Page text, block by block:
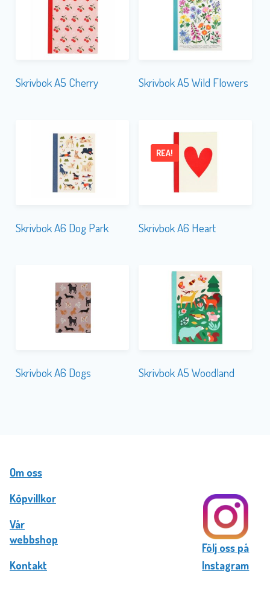
Skrivbok A5 Cherry Skrivbok A5 Wild Flowers
Skrivbok A6 Dog Park Skrivbok A6 Heart
REA!
Skrivbok A6 Dogs Skrivbok A5 Woodland
Om oss
Köpvillkor
Vår
webbshop
Kontakt
Följ oss på
Instagram